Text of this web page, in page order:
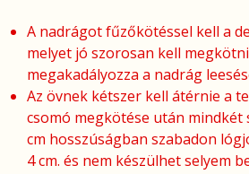
A nadrágot fűzőkötéssel kell a
melyet jó szorosan kell
megakadályozza a nadrág
Az övnek kétszer kell átérnie a
csomó megkötése után mindkét
cm hosszúságban szabadon
4 cm. és nem készülhet selyem